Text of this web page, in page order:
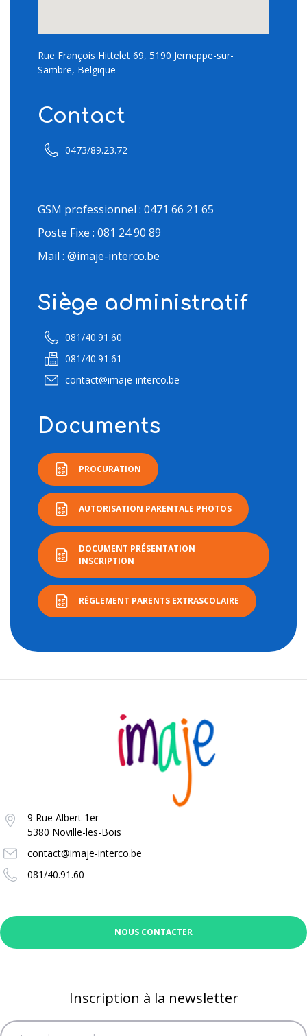
Rue François Hittelet 69, 5190 Jemeppe-sur-
Sambre, Belgique
Contact
0473/89.23.72
GSM professionnel : 0471 66 21 65
Poste Fixe : 081 24 90 89
Mail : @imaje-interco.be
Siège administratif
081/40.91.60
081/40.91.61
contact@imaje-interco.be
Documents
PROCURATION
AUTORISATION PARENTALE PHOTOS
DOCUMENT PRÉSENTATION
INSCRIPTION
RÈGLEMENT PARENTS EXTRASCOLAIRE
9 Rue Albert 1er
5380 Noville-les-Bois
contact@imaje-interco.be
081/40.91.60
NOUS CONTACTER
Inscription à la newsletter